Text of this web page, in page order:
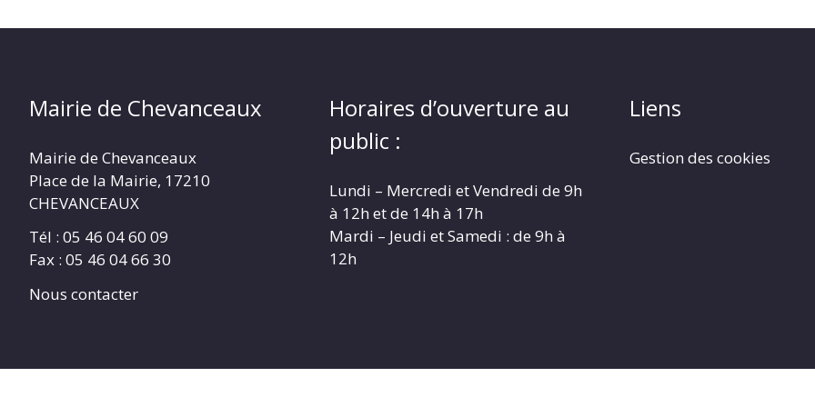
Mairie de Chevanceaux
Mairie de Chevanceaux
Place de la Mairie, 17210
CHEVANCEAUX
Tél : 05 46 04 60 09
Fax : 05 46 04 66 30
Nous contacter
Horaires d’ouverture au
public :
Lundi – Mercredi et Vendredi de 9h
à 12h et de 14h à 17h
Mardi – Jeudi et Samedi : de 9h à
12h
Liens
Gestion des cookies